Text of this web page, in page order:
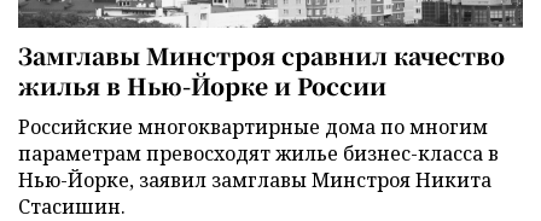
Замглавы Минстроя сравнил качество
жилья в Нью-Йорке и России
Российские многоквартирные дома по многим
параметрам превосходят жилье бизнес-класса в
Нью-Йорке, заявил замглавы Минстроя Никита
Стасишин.